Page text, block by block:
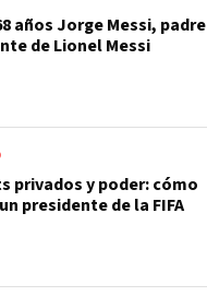
años Jorge Messi, padre
de Lionel Messi
privados y poder: cómo
presidente de la FIFA